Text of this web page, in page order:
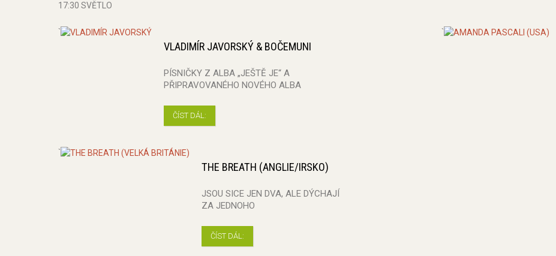
17:30 SVĚTLO
`
VLADIMÍR JAVORSKÝ & BOČEMUNI
PÍSNIČKY Z ALBA „JEŠTĚ JE“ A
PŘIPRAVOVANÉHO NOVÉHO ALBA
ČÍST DÁL:
`
`
THE BREATH (ANGLIE/IRSKO)
JSOU SICE JEN DVA, ALE DÝCHAJÍ
ZA JEDNOHO
ČÍST DÁL: